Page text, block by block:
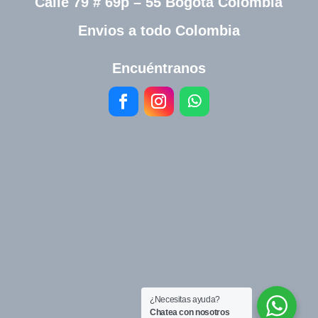
Envios a todo Colombia
Encuéntranos
¿Necesitas ayuda?
Chatea con nosotros